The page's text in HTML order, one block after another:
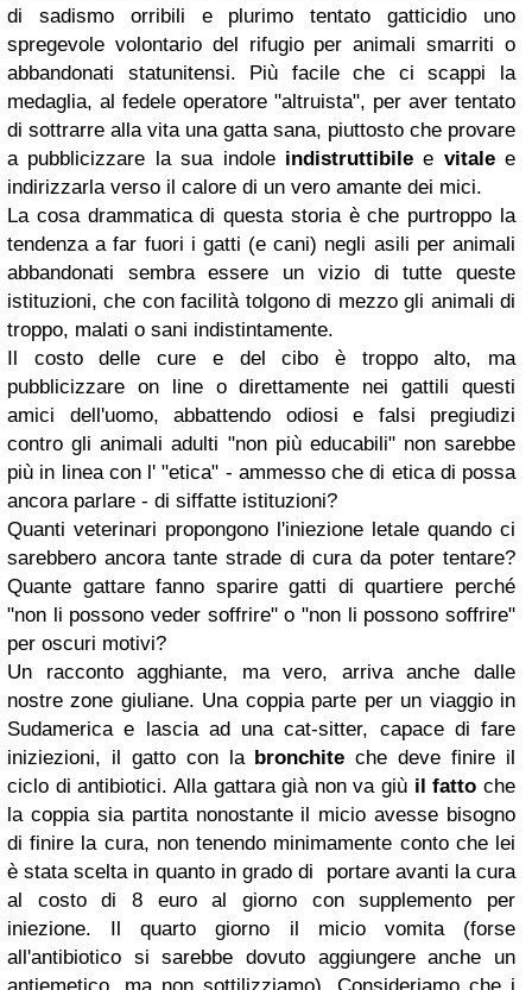
di sadismo orribili e plurimo tentato gatticidio uno
spregevole volontario del rifugio per animali smarriti o
abbandonati statunitensi. Più facile che ci scappi la
medaglia, al fedele operatore "altruista", per aver tentato
di sottrarre alla vita una gatta sana, piuttosto che provare
a pubblicizzare la sua indole indistruttibilee vitalee
indirizzarla verso il calore di un vero amante dei mici.
La cosa drammatica di questa storia è che purtroppo la
tendenza a far fuori i gatti (e cani) negli asili per animali
abbandonati sembra essere un vizio di tutte queste
istituzioni, che con facilità tolgono di mezzo gli animali di
troppo, malati o sani indistintamente.
Il costo delle cure e del cibo è troppo alto, ma
pubblicizzare on line o direttamente nei gattili questi
amici dell'uomo, abbattendo odiosi e falsi pregiudizi
contro gli animali adulti "non più educabili" non sarebbe
più in linea con l' "etica" - ammesso che di etica di possa
ancora parlare - di siffatte istituzioni?
Quanti veterinari propongono l'iniezione letale quando ci
sarebbero ancora tante strade di cura da poter tentare?
Quante gattare fanno sparire gatti di quartiere perché
"non li possono veder soffrire" o "non li possono soffrire"
per oscuri motivi?
Un racconto agghiante, ma vero, arriva anche dalle
nostre zone giuliane. Una coppia parte per un viaggio in
Sudamerica e lascia ad una cat-sitter, capace di fare
iniziezioni, il gatto con la bronchite che deve finire il
ciclo di antibiotici. Alla gattara già non va giù il fatto che
la coppia sia partita nonostante il micio avesse bisogno
di finire la cura, non tenendo minimamente conto che lei
è stata scelta in quanto in grado di portare avanti la cura
al costo di 8 euro al giorno con supplemento per
iniezione. Il quarto giorno il micio vomita (forse
all'antibiotico si sarebbe dovuto aggiungere anche un